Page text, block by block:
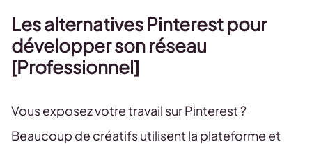
Les alternatives Pinterest pour
développer son réseau
[Professionnel]
Vous exposez votre travail sur Pinterest ?
Beaucoup de créatifs utilisent la plateforme et